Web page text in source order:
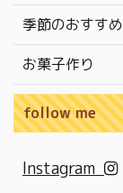
季節のおすすめ
お菓子作り
follow me
Instagram